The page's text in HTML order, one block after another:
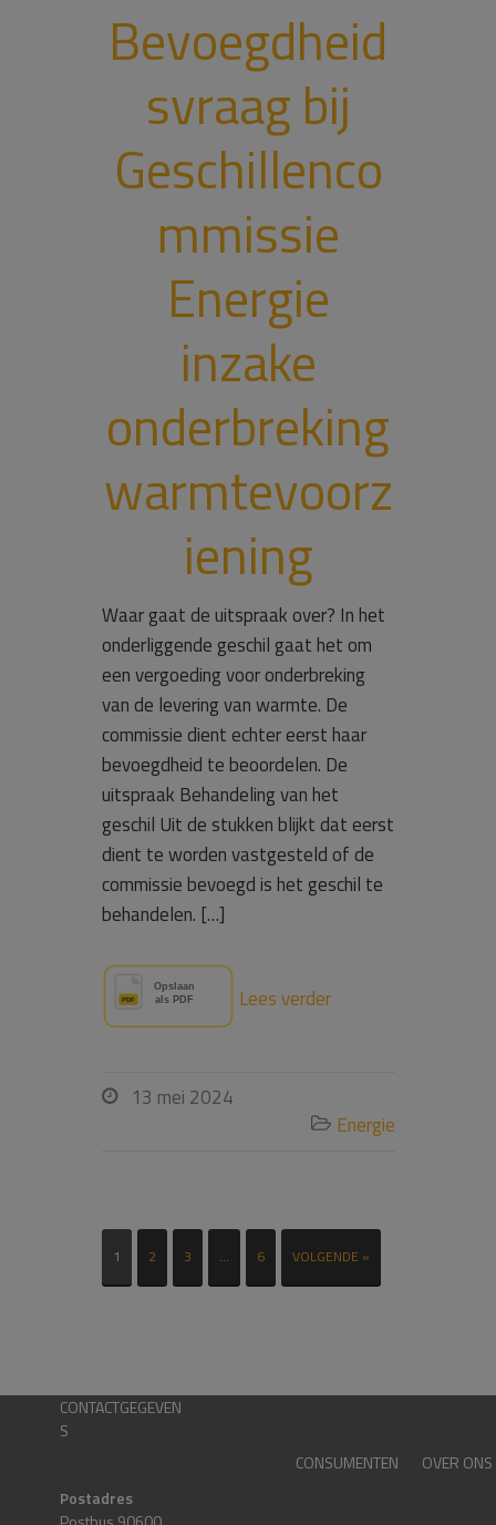
Bevoegdheid
svraag bij
Geschillenco
mmissie
Energie
inzake
onderbreking
warmtevoorz
iening
Waar gaat de uitspraak over? In het
onderliggende geschil gaat het om
een vergoeding voor onderbreking
van de levering van warmte. De
commissie dient echter eerst haar
bevoegdheid te beoordelen. De
uitspraak Behandeling van het
geschil Uit de stukken blijkt dat eerst
dient te worden vastgesteld of de
commissie bevoegd is het geschil te
behandelen. […]
Lees verder
 13 mei 2024
 Energie
1 2 3 … 6 VOLGENDE »
CONTACTGEGEVEN
S
Postadres
CONSUMENTEN OVER ONS